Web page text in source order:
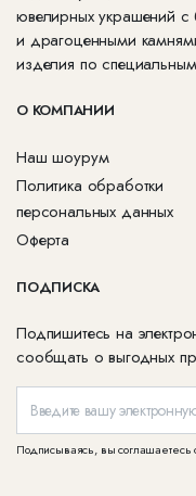
ювелирных украшений с
и драгоценными
изделия по
О КОМПАНИИ
Наш шоурум
Политика обработки
персональных данных
Оферта
ПОДПИСКА
Подпишитесь на
сообщать о выгодных
Подписываясь, вы соглашаетесь